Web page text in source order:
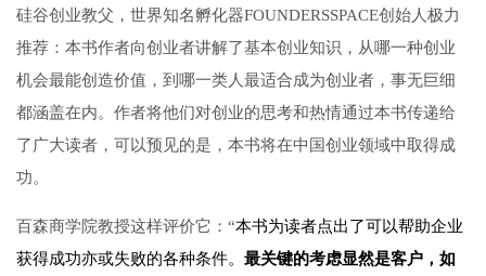
硅谷创业教父，世界知名孵化器FOUNDERSSPACE创始人极力
推荐：本书作者向创业者讲解了基本创业知识，从哪一种创业
机会最能创造价值，到哪一类人最适合成为创业者，事无巨细
都涵盖在内。作者将他们对创业的思考和热情通过本书传递给
了广大读者，可以预见的是，本书将在中国创业领域中取得成
功。
百森商学院教授这样评价它：“本书为读者点出了可以帮助企业
获得成功亦或失败的各种条件。 最关键的考虑显然是客户，如